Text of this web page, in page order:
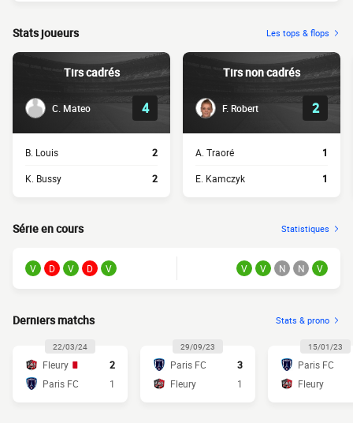
Stats joueurs Les tops & flops
Tirs cadrés
C. Mateo 4
B. Louis 2
K. Bussy 2
Tirs non cadrés
F. Robert 2
A. Traoré 1
E. Kamczyk 1
Série en cours Statistiques
V D V D V V V N N V
Derniers matchs Stats & prono
22/03/24
Fleury
2
Paris FC
1
29/09/23
Paris FC
3
Fleury
1
15/01/23
Paris FC
Fleury